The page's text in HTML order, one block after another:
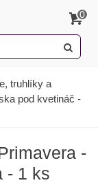
0
truhlíky a
pod kvetináč -
-
- 1 ks